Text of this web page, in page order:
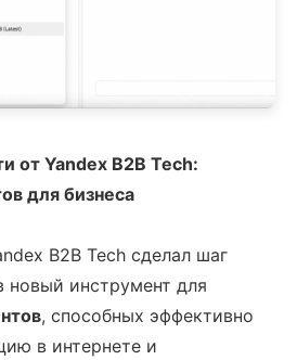
от Yandex B2B Tech:
для бизнеса
B2B Tech сделал шаг
новый инструмент для
, способных эффективно
в интернете и